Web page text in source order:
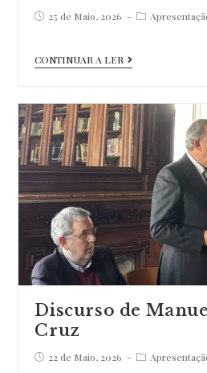
Post25 de Maio, 2026
Post
CONTINUAR A LER
Lançamento
Exquis”
Discurso de
Cruz
Post22 de Maio, 2026
Post